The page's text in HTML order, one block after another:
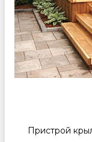
Пристрой